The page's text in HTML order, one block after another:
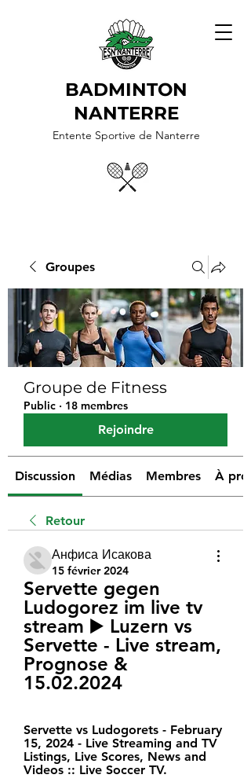
BADMINTON
NANTERRE
Entente Sportive de Nanterre
Groupes
Groupe de Fitness
Public · 18 membres
Rejoindre
Discussion Médias Membres À
Retour
Анфиса Исакова
15 février 2024
Servette gegen
Ludogorez im live tv
stream ▶️ Luzern vs
Servette - Live stream,
Prognose &
15.02.2024
Servette vs Ludogorets - February
15, 2024 - Live Streaming and TV
Listings, Live Scores, News and
Videos :: Live Soccer TV.